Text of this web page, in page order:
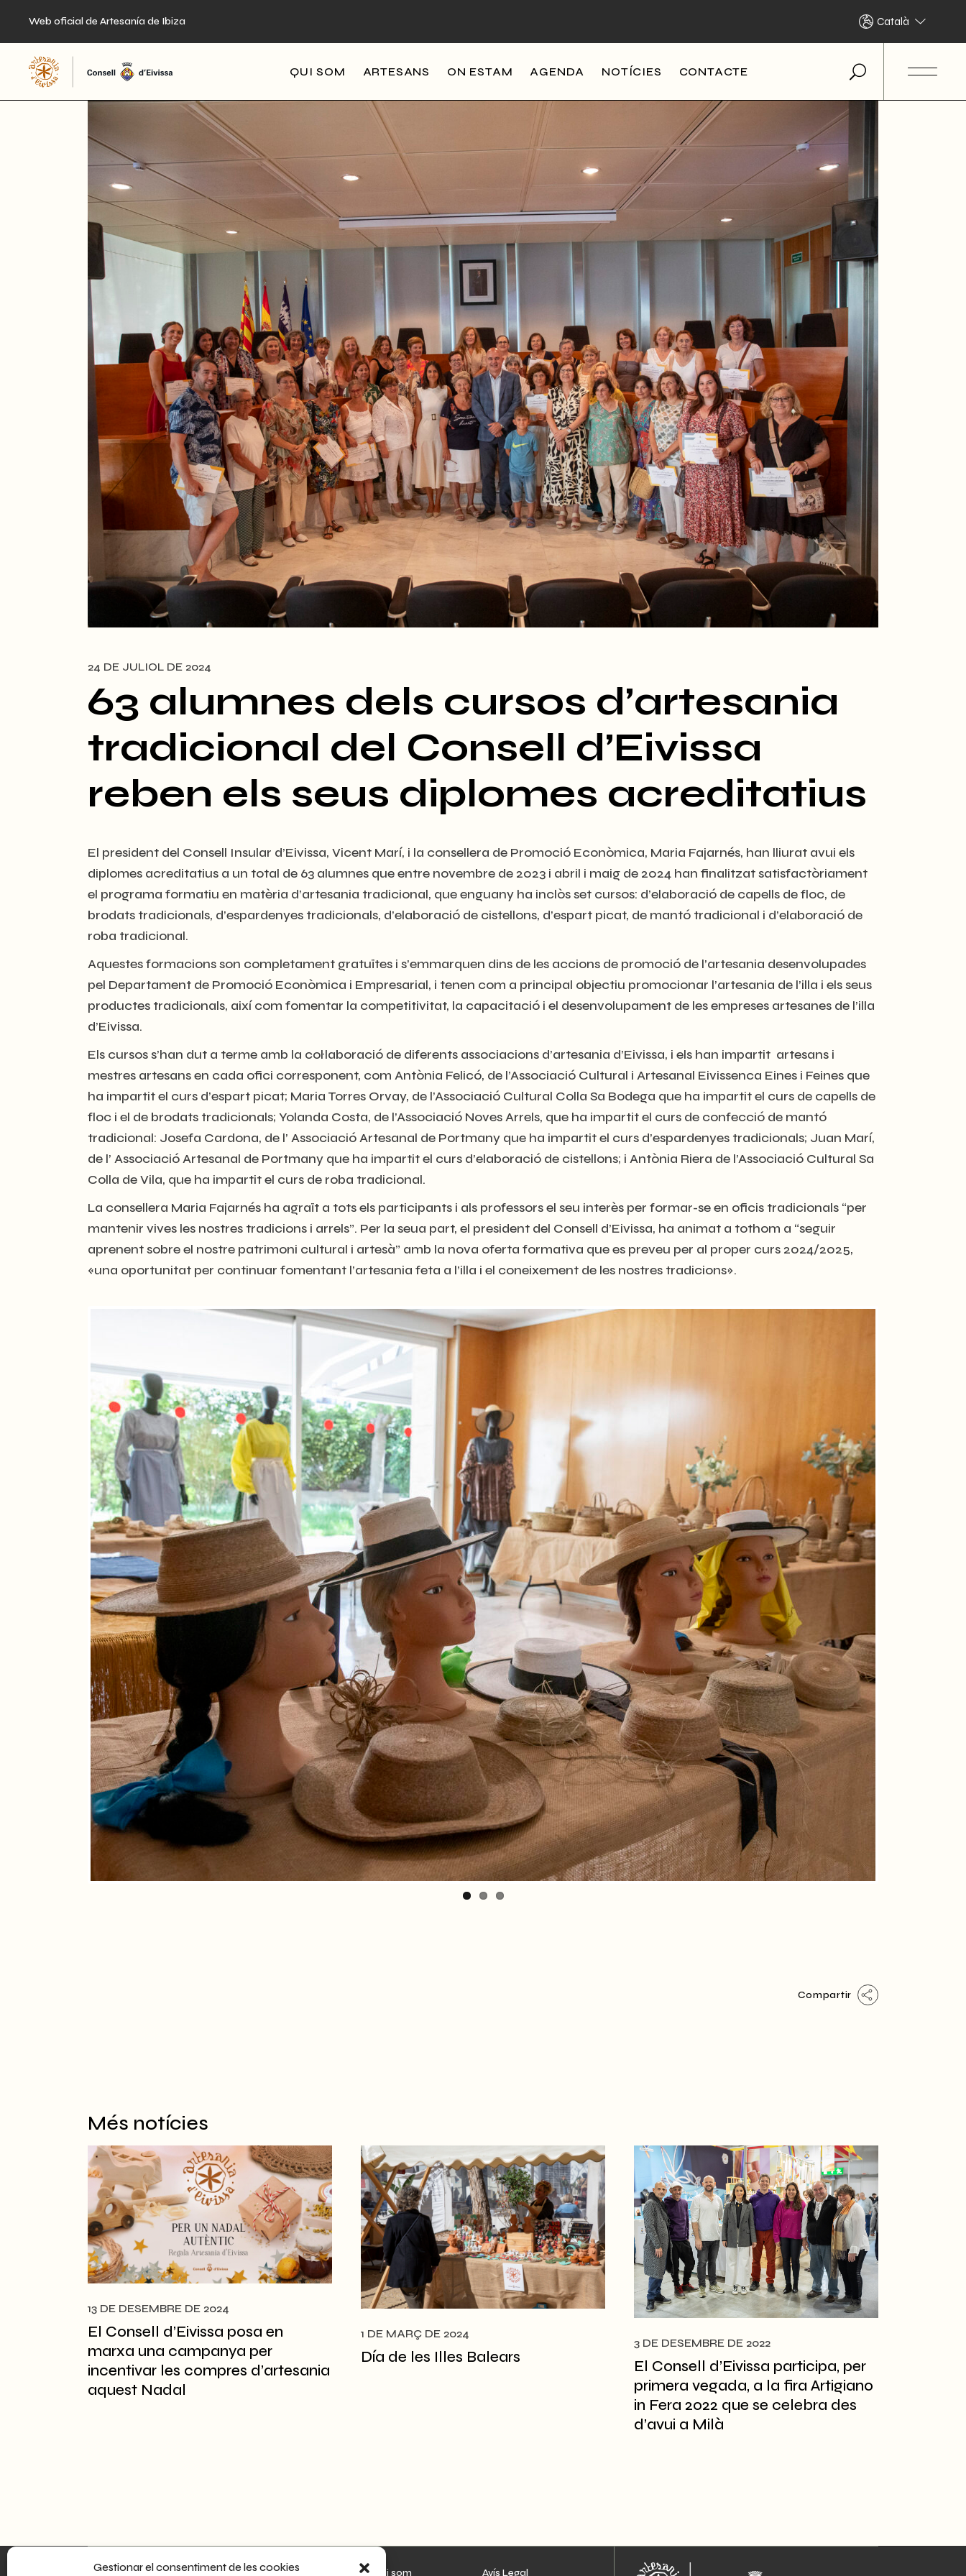
Gestionar el consentiment de les cookies
content
Web oficial de Artesanía de Ibiza Català
QUI SOM ARTESANS ON ESTAM AGENDA NOTÍCIES CONTACTE
24 DE JULIOL DE 2024
63 alumnes dels cursos d’artesania
tradicional del Consell d’Eivissa
reben els seus diplomes acreditatius
El president del Consell Insular d’Eivissa, Vicent Marí, i la consellera de Promoció Econòmica, Maria Fajarnés, han lliurat avui els
diplomes acreditatius a un total de 63 alumnes que entre novembre de 2023 i abril i maig de 2024 han finalitzat satisfactòriament
el programa formatiu en matèria d’artesania tradicional, que enguany ha inclòs set cursos: d’elaboració de capells de floc, de
brodats tradicionals, d’espardenyes tradicionals, d’elaboració de cistellons, d’espart picat, de mantó tradicional i d’elaboració de
roba tradicional.
Aquestes formacions son completament gratuïtes i s’emmarquen dins de les accions de promoció de l’artesania desenvolupades
pel Departament de Promoció Econòmica i Empresarial, i tenen com a principal objectiu promocionar l’artesania de l’illa i els seus
productes tradicionals, així com fomentar la competitivitat, la capacitació i el desenvolupament de les empreses artesanes de l’illa
d’Eivissa.
Els cursos s’han dut a terme amb la col·laboració de diferents associacions d’artesania d’Eivissa, i els han impartit artesans i
mestres artesans en cada ofici corresponent, com Antònia Felicó, de l’Associació Cultural i Artesanal Eivissenca Eines i Feines que
ha impartit el curs d’espart picat; Maria Torres Orvay, de l’Associació Cultural Colla Sa Bodega que ha impartit el curs de capells de
floc i el de brodats tradicionals; Yolanda Costa, de l’Associació Noves Arrels, que ha impartit el curs de confecció de mantó
tradicional: Josefa Cardona, de l’ Associació Artesanal de Portmany que ha impartit el curs d’espardenyes tradicionals; Juan Marí,
de l’ Associació Artesanal de Portmany que ha impartit el curs d’elaboració de cistellons; i Antònia Riera de l’Associació Cultural Sa
Colla de Vila, que ha impartit el curs de roba tradicional.
La consellera Maria Fajarnés ha agraït a tots els participants i als professors el seu interès per formar-se en oficis tradicionals “per
mantenir vives les nostres tradicions i arrels”. Per la seua part, el president del Consell d’Eivissa, ha animat a tothom a “seguir
aprenent sobre el nostre patrimoni cultural i artesà” amb la nova oferta formativa que es preveu per al proper curs 2024/2025,
«una oportunitat per continuar fomentant l’artesania feta a l’illa i el coneixement de les nostres tradicions».
Compartir
Més notícies
13 DE DESEMBRE DE 2024
El Consell d’Eivissa posa en
marxa una campanya per
incentivar les compres d’artesania
aquest Nadal
1 DE MARÇ DE 2024
Día de les Illes Balears
3 DE DESEMBRE DE 2022
El Consell d’Eivissa participa, per
primera vegada, a la fira Artigiano
in Fera 2022 que se celebra des
d’avui a Milà
Consell Insular d’Eivissa Qui som Avís Legal